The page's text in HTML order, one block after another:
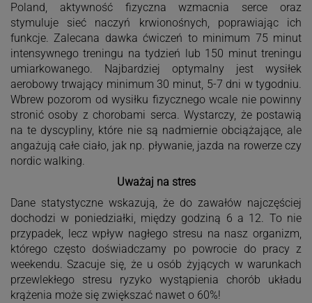
Poland, aktywność fizyczna wzmacnia serce oraz
stymuluje sieć naczyń krwionośnych, poprawiając ich
funkcje. Zalecana dawka ćwiczeń to minimum 75 minut
intensywnego treningu na tydzień lub 150 minut treningu
umiarkowanego. Najbardziej optymalny jest wysiłek
aerobowy trwający minimum 30 minut, 5-7 dni w tygodniu.
Wbrew pozorom od wysiłku fizycznego wcale nie powinny
stronić osoby z chorobami serca. Wystarczy, że postawią
na te dyscypliny, które nie są nadmiernie obciążające, ale
angażują całe ciało, jak np. pływanie, jazda na rowerze czy
nordic walking.
Uważaj na stres
Dane statystyczne wskazują, że do zawałów najczęściej
dochodzi w poniedziałki, między godziną 6 a 12. To nie
przypadek, lecz wpływ nagłego stresu na nasz organizm,
którego często doświadczamy po powrocie do pracy z
weekendu. Szacuje się, że u osób żyjących w warunkach
przewlekłego stresu ryzyko wystąpienia chorób układu
krążenia może się zwiększać nawet o 60%!